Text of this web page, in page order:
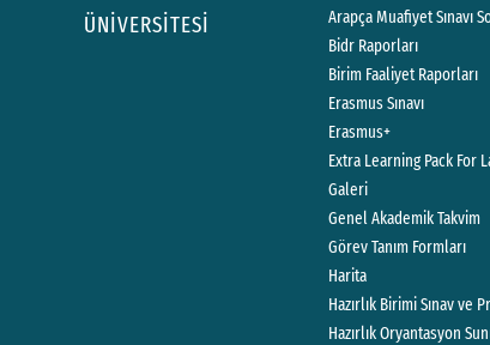
ÜNİVERSİTESİ
Arapça Muafiyet Sınavı
Bidr Raporları
Birim Faaliyet Raporları
Erasmus Sınavı
Erasmus+
Extra Learning Pack For
Galeri
Genel Akademik Takvim
Görev Tanım Formları
Harita
Hazırlık Birimi Sınav
Hazırlık Oryantasyon